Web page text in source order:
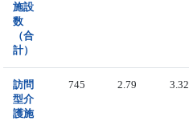
施設
数
（合
計）
訪問
型介
護施
745 2.79 3.32